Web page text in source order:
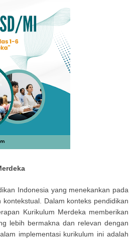
Indonesia yang menekankan pada
Dalam konteks pendidikan
Kurikulum Merdeka memberikan
lebih bermakna dan relevan dengan
implementasi kurikulum ini adalah